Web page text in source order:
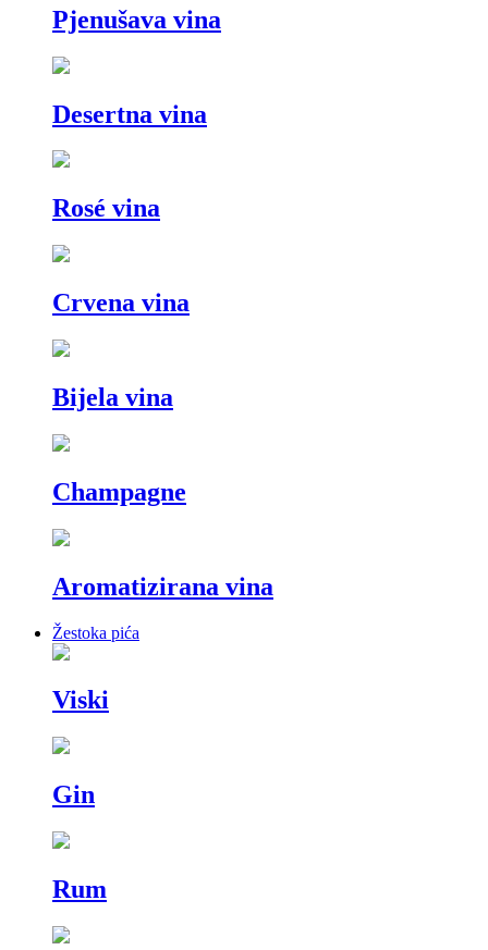
Pjenušava vina
Desertna vina
Rosé vina
Crvena vina
Bijela vina
Champagne
Aromatizirana vina
Žestoka pića
Viski
Gin
Rum